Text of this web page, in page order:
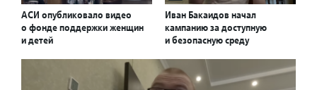
АСИ опубликовало видео
о фонде поддержки женщин
и детей
Иван Бакаидов начал
кампанию за доступную
и безопасную среду